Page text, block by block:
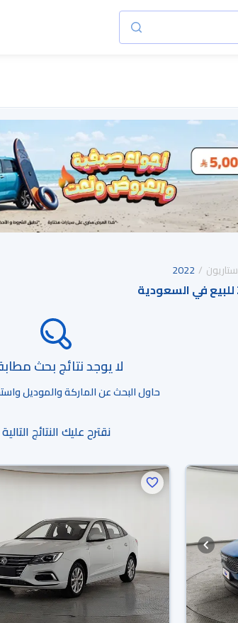
ستاريون 2022
لا يوجد نتائج بحث
حاول البحث عن الماركة والموديل
نقترح عليك النتائج التالية